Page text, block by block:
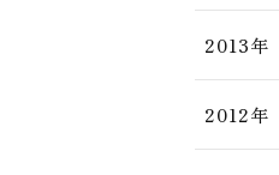
2013年
2012年